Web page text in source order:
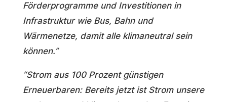
Förderprogramme und Investitionen in
Infrastruktur wie Bus, Bahn und
Wärmenetze, damit alle klimaneutral sein
können.”
“Strom aus 100 Prozent günstigen
Erneuerbaren: Bereits jetzt ist Strom unsere